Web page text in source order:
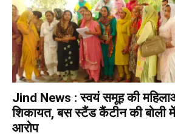
Jind News : स्वयं समूह की
शिकायत, बस स्टैंड कैंटीन की बोली
आरोप